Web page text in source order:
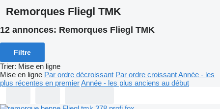
Remorques Fliegl TMK
12 annonces: Remorques Fliegl TMK
Filtre
Trier: Mise en ligne
Mise en ligne Par ordre décroissant Par ordre croissantAnnée - les
plus récentes en premierAnnée - les plus anciens au début